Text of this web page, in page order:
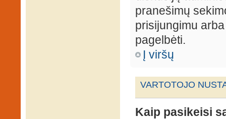
pranešimų
prisijungimu
pagelbėti.
Į viršų
VARTOTOJO
Kaip pasikeisi